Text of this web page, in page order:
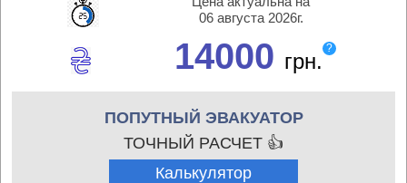
06 августа 2026г.
14000 грн.
?
ПОПУТНЫЙ ЭВАКУАТОР
ТОЧНЫЙ РАСЧЕТ 👍
Калькулятор